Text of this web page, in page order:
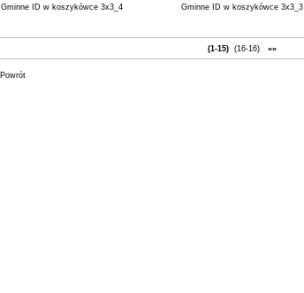
Gminne ID w koszykówce 3x3_4 Gminne ID w koszykówce 3x3_3
(1-15) (16-16) »»
Powrót